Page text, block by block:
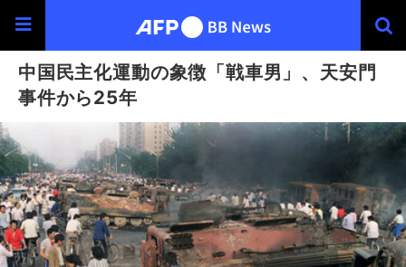
中国民主化運動の象徴「戦車男」、天安門
事件から25年